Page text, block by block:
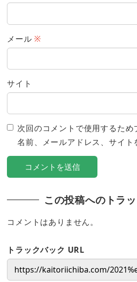
メール ※
サイト
次回のコメントで使用するた
名前、メールアドレス、サイト
この投稿へのトラ
コメントはありません。
トラックバック URL